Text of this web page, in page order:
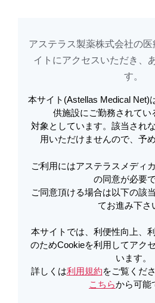
アステラスメディカルネットでは、利便性
Cookieを利用してアクセスデータを取得
そこが知りたい、移
者さんに寄り添うチ
治療の選択肢として、移植医療は
手術手技の向上や薬の開発のみな
己研鑚に基づいたチーム医療は
治療成績に大きく貢献しました。
その最前線をレポートします。
アステラス製薬株式会社の
イトに​アクセスいただき、
す。​
本サイト(Astellas Medical Net)
供施設にご勤務されてい
対象としています。該当され
用いただけませんので、予
ご利用にはアステラスメディ
の同意が必要で
ご同意頂ける場合は以下の該
てお進み下さ
本サイトでは、利便性向上、
のためCookieを利用してアク
います。
詳しくは利用規約をご覧くだ
こちらから可能